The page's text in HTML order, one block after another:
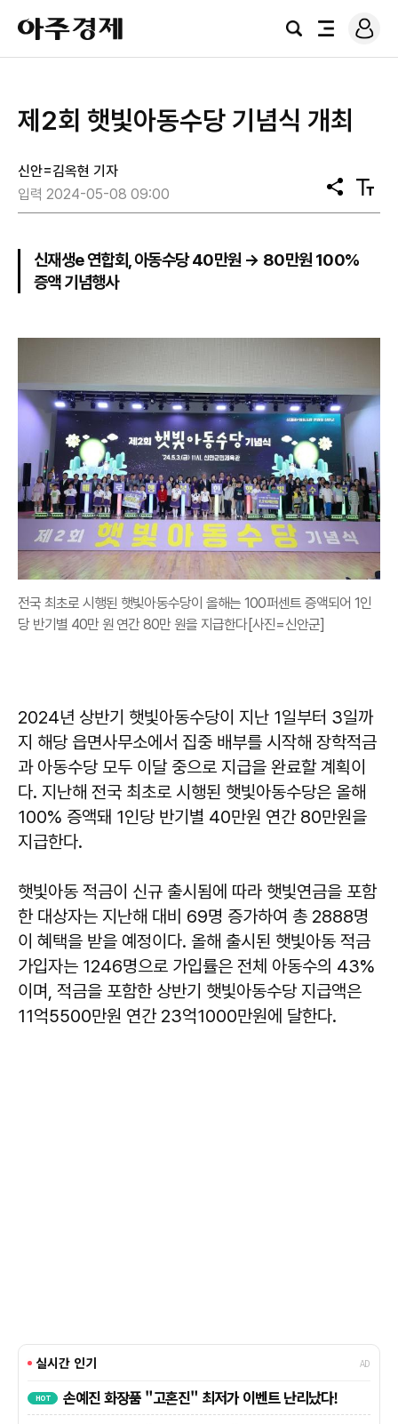
아
주
경
검
전
로
그
제2회 햇빛아동수당 기념식 개최
신안=김옥현 기자
입력 2024-05-08 09:00
공
유
텍
스
신재생e 연합회, 아동수당 40만원 → 80만원 100%
증액 기념행사
전국 최초로 시행된 햇빛아동수당이 올해는 100퍼센트 증액되어 1인
당 반기별 40만 원 연간 80만 원을 지급한다[사진=신안군]
2024년 상반기 햇빛아동수당이 지난 1일부터 3일까
지 해당 읍면사무소에서 집중 배부를 시작해 장학적금
과 아동수당 모두 이달 중으로 지급을 완료할 계획이
다. 지난해 전국 최초로 시행된 햇빛아동수당은 올해
100% 증액돼 1인당 반기별 40만원 연간 80만원을
지급한다.
햇빛아동 적금이 신규 출시됨에 따라 햇빛연금을 포함
한 대상자는 지난해 대비 69명 증가하여 총 2888명
이 혜택을 받을 예정이다. 올해 출시된 햇빛아동 적금
가입자는 1246명으로 가입률은 전체 아동수의 43%
이며, 적금을 포함한 상반기 햇빛아동수당 지급액은
11억5500만원 연간 23억1000만원에 달한다.